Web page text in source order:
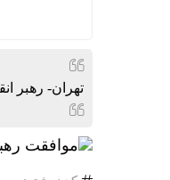
تهران- رهبر